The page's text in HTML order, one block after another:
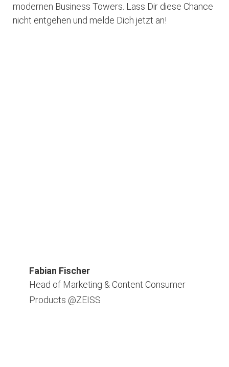
modernen Business Towers. Lass Dir diese Chance
nicht entgehen und melde Dich jetzt an!
Fabian Fischer
Head of Marketing & Content Consumer
Products @ZEISS